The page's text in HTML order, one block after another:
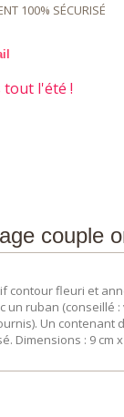
100% SÉCURISÉ
tout l'été !
couple
contour fleuri et
un ruban (conseillé
Un
Dimensions : 9 cm x